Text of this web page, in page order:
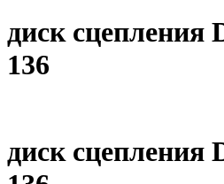
диск сцепления
136
диск сцепления